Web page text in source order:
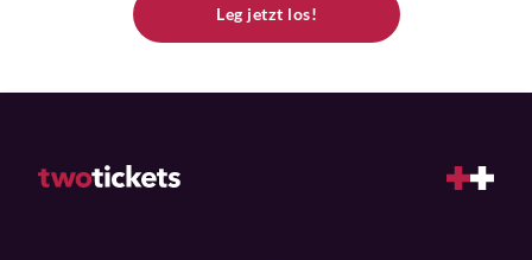
Leg jetzt los!